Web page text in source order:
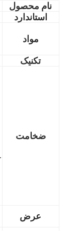
نام محصول
استاندارد
مواد
تکنیک
ضخامت
عرض